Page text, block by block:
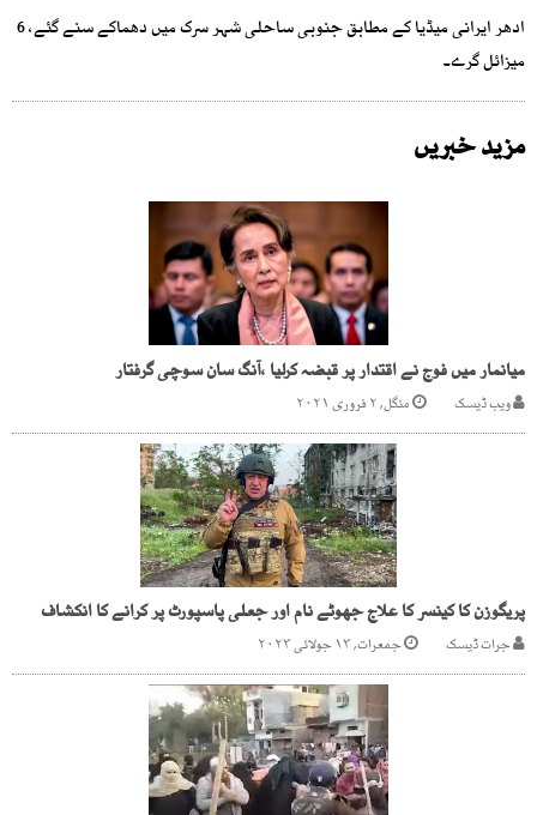
ادھر ایرانی میڈیا کے مطابق جنوبی ساحلی شہر سرک میں دھماکے سنے گئے، 6
میزائل گرے۔
مزید خبریں
میانمار میں فوج نے اقتدار پر قبضہ کرلیا ،آنگ سان سوچی گرفتار
ویب ڈیسک منگل, ۲ فروری ۲۰۲۱
پریگوزن کا کینسر کا علاج جھوٹے نام اور جعلی پاسپورٹ پر کرانے کا انکشاف
جرات ڈیسک جمعرات, ۱۳ جولائی ۲۰۲۳